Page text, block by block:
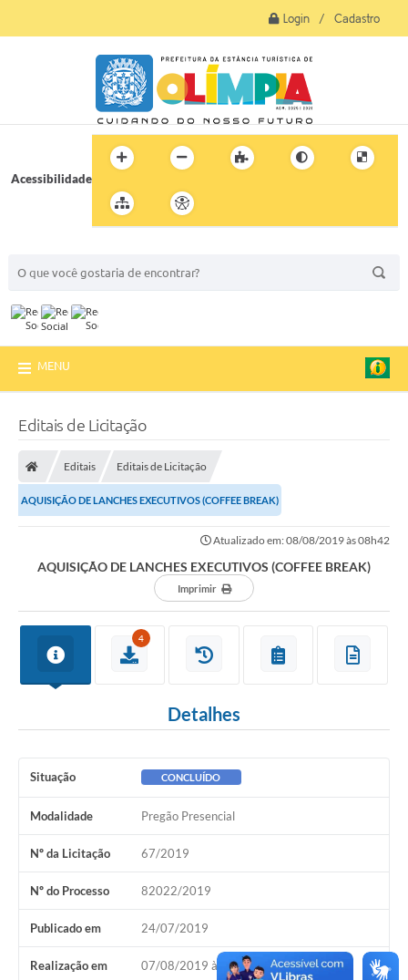
Login / Cadastro
Acessibilidade
MENU
Editais de Licitação
Editais Editais de Licitação
AQUISIÇÃO DE LANCHES EXECUTIVOS (COFFEE BREAK)
Atualizado em: 08/08/2019 às 08h42
AQUISIÇÃO DE LANCHES EXECUTIVOS (COFFEE BREAK)
Imprimir
4
Detalhes
Situação CONCLUÍDO
Modalidade Pregão Presencial
Nº da Licitação 67/2019
Nº do Processo 82022/2019
Publicado em 24/07/2019
Realização em 07/08/2019 às 14h00